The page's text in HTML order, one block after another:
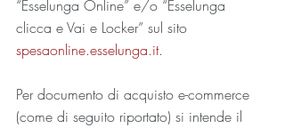
“Esselunga Online” e/o “Esselunga
clicca e Vai e Locker” sul sito
spesaonline.esselunga.it.
Per documento di acquisto e-commerce
(come di seguito riportato) si intende il